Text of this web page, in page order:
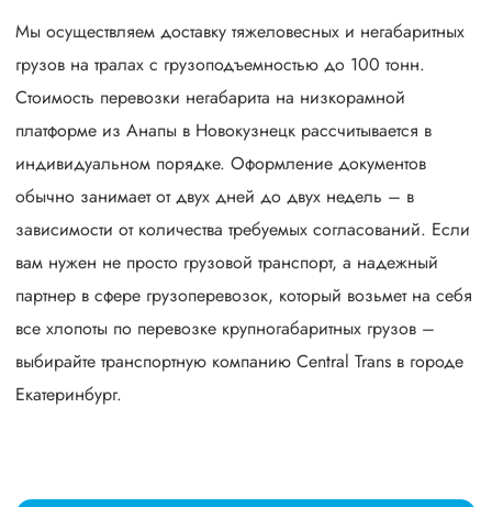
Мы осуществляем доставку тяжеловесных и негабаритных
грузов на тралах с грузоподъемностью до 100 тонн.
Стоимость перевозки негабарита на низкорамной
платформе из Анапы в Новокузнецк рассчитывается в
индивидуальном порядке. Оформление документов
обычно занимает от двух дней до двух недель – в
зависимости от количества требуемых согласований. Если
вам нужен не просто грузовой транспорт, а надежный
партнер в сфере грузоперевозок, который возьмет на себя
все хлопоты по перевозке крупногабаритных грузов –
выбирайте транспортную компанию Central Trans в городе
Екатеринбург.